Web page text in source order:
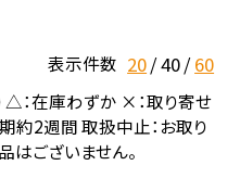
表示件数 20 40 60
：在庫わずか ×：取り寄せ
約2週間 取扱中止：お取り
はございません。